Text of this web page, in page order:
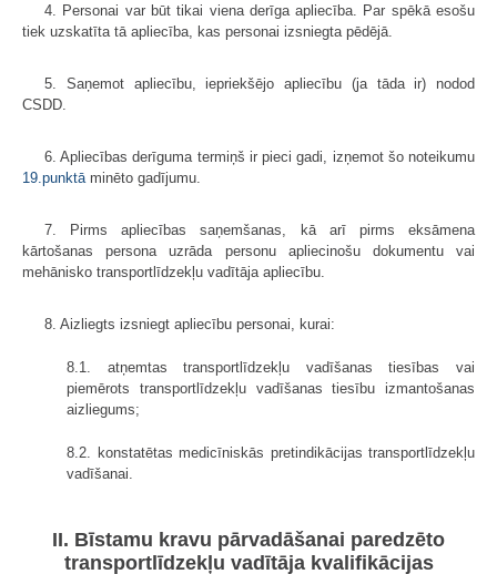
4. Personai var būt tikai viena derīga apliecība. Par spēkā esošu
tiek uzskatīta tā apliecība, kas personai izsniegta pēdējā.
5. Saņemot apliecību, iepriekšējo apliecību (ja tāda ir) nodod
CSDD.
6. Apliecības derīguma termiņš ir pieci gadi, izņemot šo noteikumu
19.punktā minēto gadījumu.
7. Pirms apliecības saņemšanas, kā arī pirms eksāmena
kārtošanas persona uzrāda personu apliecinošu dokumentu vai
mehānisko transportlīdzekļu vadītāja apliecību.
8. Aizliegts izsniegt apliecību personai, kurai:
8.1. atņemtas transportlīdzekļu vadīšanas tiesības vai
piemērots transport­līdzekļu vadīšanas tiesību izmantošanas
aizlie­gums;
8.2. konstatētas medicīniskās pretindikācijas transportlīdzekļu
vadīšanai.
II. Bīstamu kravu pārvadāšanai paredzēto
transportlīdzekļu vadītāja kvalifikācijas